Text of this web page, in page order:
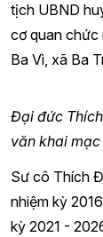
tịch UBND
cơ quan chức
Ba Vì, xã Ba
Đại đức
văn khai mạc
Sư cô Thích
nhiệm kỳ
kỳ 2021 -